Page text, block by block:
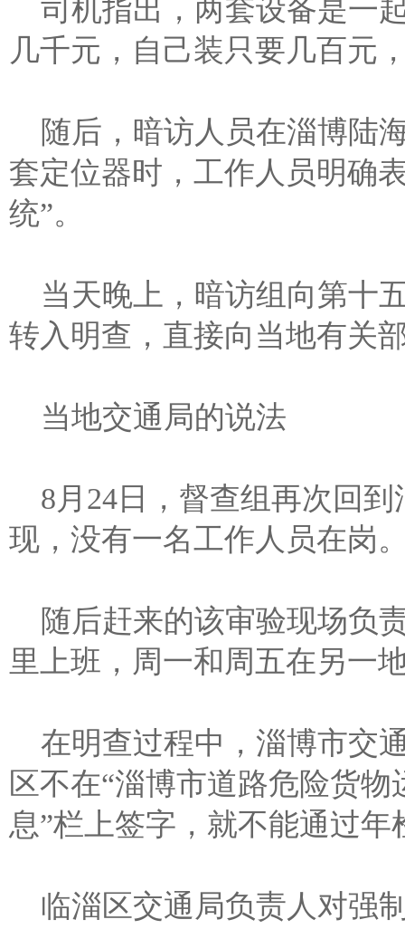
司机指出，两套设备是一
几千元，自己装只要几百元
随后，暗访人员在淄博陆
套定位器时，工作人员明确
统”。
当天晚上，暗访组向第十
转入明查，直接向当地有关
当地交通局的说法
8月24日，督查组再次回
现，没有一名工作人员在岗
随后赶来的该审验现场负
里上班，周一和周五在另一
在明查过程中，淄博市交
区不在“淄博市道路危险货
息”栏上签字，就不能通过年
临淄区交通局负责人对强